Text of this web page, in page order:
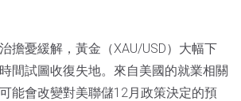
擔憂緩解，黃金（XAU/USD）大幅下
間試圖收復失地。來自美國的就業相關
能會改變對美聯儲12月政策決定的預